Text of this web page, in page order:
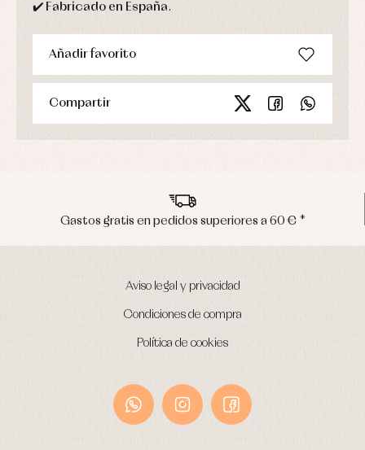
✔️ Fabricado en España.
Añadir favorito
Compartir
a 60 € * Envíos en península en
Aviso legal y privacidad
Condiciones de compra
Política de cookies